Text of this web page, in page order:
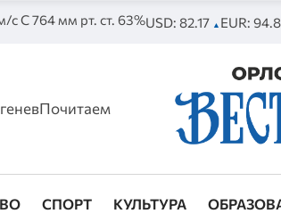
с С 764 мм рт. ст. 63%USD: 82.17 ▲ EUR:
СПОРТ КУЛЬТУРА